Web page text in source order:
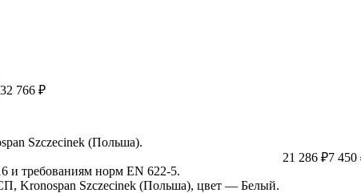
32 766 ₽
Szczecinek (Польша).
и требованиям норм EN 622-5.
Kronospan Szczecinek (Польша), цвет — Белый.
21 286 ₽7 450